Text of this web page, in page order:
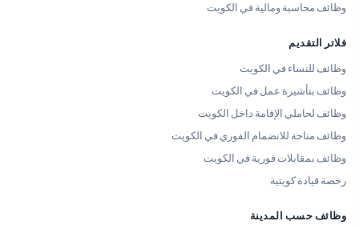
وظائف محاسبة ومالية في الكويت
فلاتر التقديم
وظائف للنساء في الكويت
وظائف بتأشيرة عمل في الكويت
وظائف لحاملي الإقامة داخل الكويت
وظائف متاحة للانضمام الفوري في الكويت
وظائف بمقابلات فورية في الكويت
رخصة قيادة كويتية
وظائف حسب المدينة